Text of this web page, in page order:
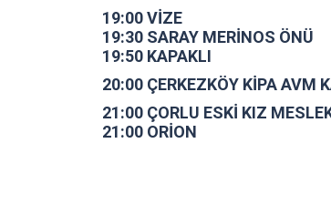
19:00 VİZE
19:30 SARAY MERİNOS ÖNÜ
19:50 KAPAKLI
20:00 ÇERKEZKÖY KİPA AVM
21:00 ÇORLU ESKİ KIZ
21:00 ORİON